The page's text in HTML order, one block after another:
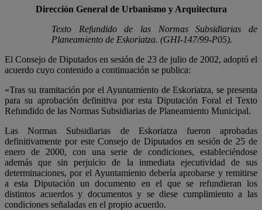
Dirección General de Urbanismo y Arquitectura
Texto Refundido de las Normas Subsidiarias de
Planeamiento de Eskoriatza. (GHI-147/99-P05).
El Consejo de Diputados en sesión de 23 de julio de 2002, adoptó el
acuerdo cuyo contenido a continuación se publica:
«Tras su tramitación por el Ayuntamiento de Eskoriatza, se presenta
para su aprobación definitiva por esta Diputación Foral el Texto
Refundido de las Normas Subsidiarias de Planeamiento Municipal.
Las Normas Subsidiarias de Eskoriatza fueron aprobadas
definitivamente por este Consejo de Diputados en sesión de 25 de
enero de 2000, con una serie de condiciones, estableciéndose
además que sin perjuicio de la inmediata ejecutividad de sus
determinaciones, por el Ayuntamiento debería aprobarse y remitirse
a esta Diputación un documento en el que se refundieran los
distintos acuerdos y documentos y se diese cumplimiento a las
condiciones señaladas en el propio acuerdo.